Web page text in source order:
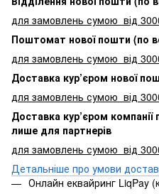
для замовлень сумою від
Поштомат нової пошти (по
для замовлень сумою від
Доставка кур’єром нової
для замовлень сумою від
Доставка кур’єром
лише для партнерів
для замовлень сумою від
Детальніше про умови
Онлайн еквайринг LiqPay